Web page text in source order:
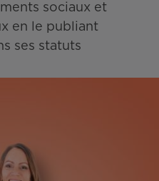
sociaux et
en le publiant
ses statuts